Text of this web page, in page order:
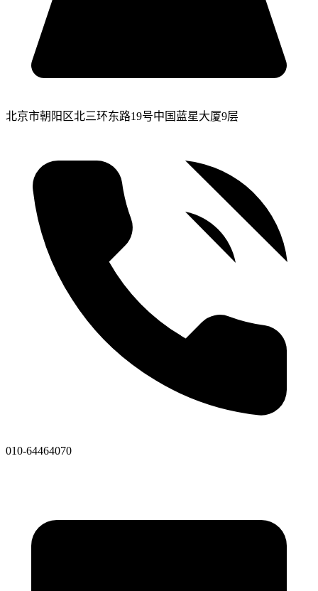
北京市朝阳区北三环东路19号中国蓝星大厦9层
010-64464070